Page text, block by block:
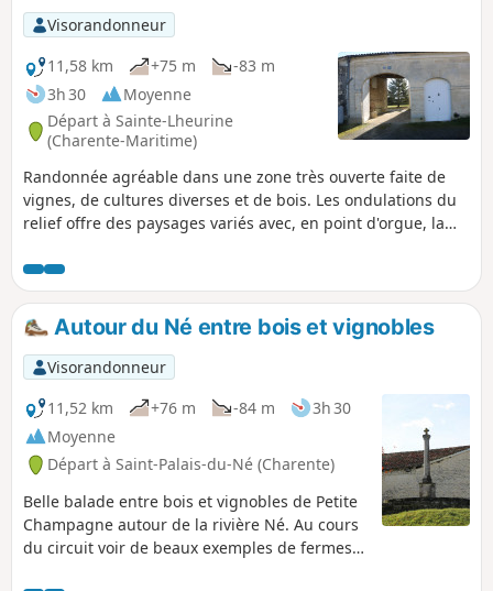
Visorandonneur
11,58 km
+75 m
-83 m
3h 30
Moyenne
Départ à Sainte-Lheurine
(Charente-Maritime)
Randonnée agréable dans une zone très ouverte faite de
vignes, de cultures diverses et de bois. Les ondulations du
relief offre des paysages variés avec, en point d'orgue, la
Le secteur est traversé par la rivière le Villier.
Autour du Né entre bois et vignobles
Visorandonneur
11,52 km
+76 m -84 m
3h 30
Moyenne
Départ à Saint-Palais-du-Né (Charente)
Belle balade entre bois et vignobles de Petite
Champagne autour de la rivière Né. Au cours
du circuit voir de beaux exemples de fermes